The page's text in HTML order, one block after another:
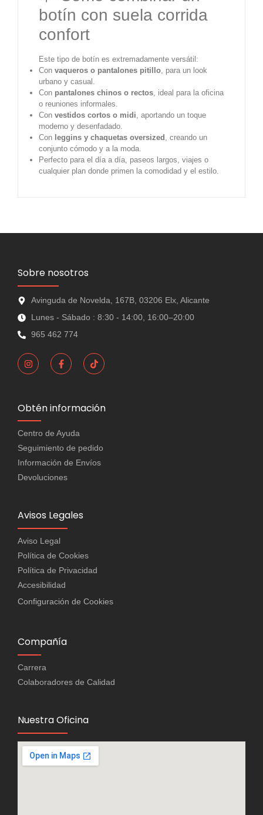
botín con suela corrida
confort
Este tipo de botín es extremadamente versátil:
Con vaqueros o pantalones pitillo, para un look
urbano y casual.
Con pantalones chinos o rectos, ideal para la oficina
o reuniones informales.
Con vestidos cortos o midi, aportando un toque
moderno y desenfadado.
Con leggins y chaquetas oversized , creando un
conjunto cómodo y a la moda.
Perfecto para el día a día, paseos largos, viajes o
cualquier plan donde primen la comodidad y el estilo.
Sobre nosotros
Avinguda de Novelda, 167B, 03206 Elx, Alicante
Lunes - Sábado : 8:30 - 14:00, 16:00–20:00
965 462 774
Obtén información
Centro de Ayuda
Seguimiento de pedido
Información de Envíos
Devoluciones
Avisos Legales
Aviso Legal
Política de Cookies
Política de Privacidad
Accesibilidad
Configuración de Cookies
Compañía
Carrera
Colaboradores de Calidad
Nuestra Oficina